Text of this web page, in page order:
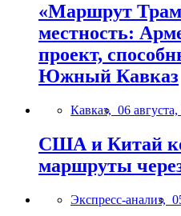
«Маршрут
местность:
проект,
Южный Кавказ
Кавказ, 06
США и Китай
маршруты
Экспресс-анализ,